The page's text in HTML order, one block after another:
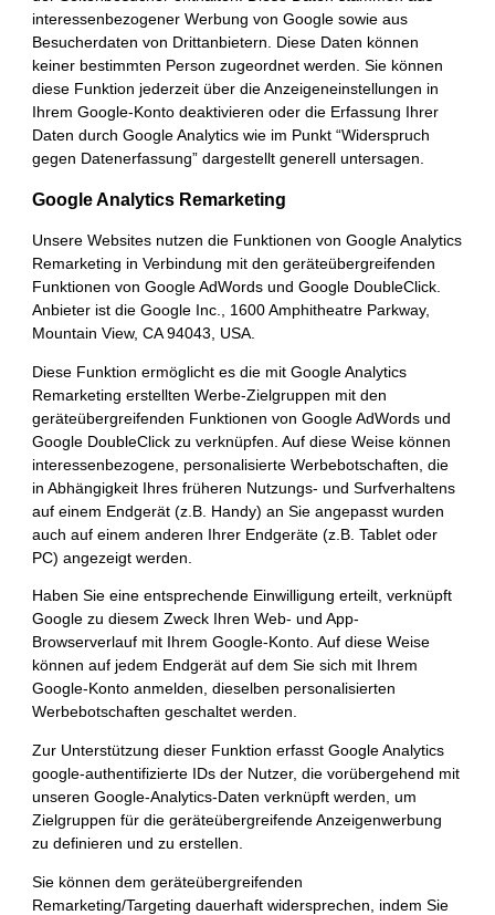
interessenbezogener Werbung von Google sowie aus
Besucherdaten von Drittanbietern. Diese Daten können
keiner bestimmten Person zugeordnet werden. Sie können
diese Funktion jederzeit über die Anzeigeneinstellungen in
Ihrem Google-Konto deaktivieren oder die Erfassung Ihrer
Daten durch Google Analytics wie im Punkt “Widerspruch
gegen Datenerfassung” dargestellt generell untersagen.
Google Analytics Remarketing
Unsere Websites nutzen die Funktionen von Google Analytics
Remarketing in Verbindung mit den geräteübergreifenden
Funktionen von Google AdWords und Google DoubleClick.
Anbieter ist die Google Inc., 1600 Amphitheatre Parkway,
Mountain View, CA 94043, USA.
Diese Funktion ermöglicht es die mit Google Analytics
Remarketing erstellten Werbe-Zielgruppen mit den
geräteübergreifenden Funktionen von Google AdWords und
Google DoubleClick zu verknüpfen. Auf diese Weise können
interessenbezogene, personalisierte Werbebotschaften, die
in Abhängigkeit Ihres früheren Nutzungs- und Surfverhaltens
auf einem Endgerät (z.B. Handy) an Sie angepasst wurden
auch auf einem anderen Ihrer Endgeräte (z.B. Tablet oder
PC) angezeigt werden.
Haben Sie eine entsprechende Einwilligung erteilt, verknüpft
Google zu diesem Zweck Ihren Web- und App-
Browserverlauf mit Ihrem Google-Konto. Auf diese Weise
können auf jedem Endgerät auf dem Sie sich mit Ihrem
Google-Konto anmelden, dieselben personalisierten
Werbebotschaften geschaltet werden.
Zur Unterstützung dieser Funktion erfasst Google Analytics
google-authentifizierte IDs der Nutzer, die vorübergehend mit
unseren Google-Analytics-Daten verknüpft werden, um
Zielgruppen für die geräteübergreifende Anzeigenwerbung
zu definieren und zu erstellen.
Sie können dem geräteübergreifenden
Remarketing/Targeting dauerhaft widersprechen, indem Sie